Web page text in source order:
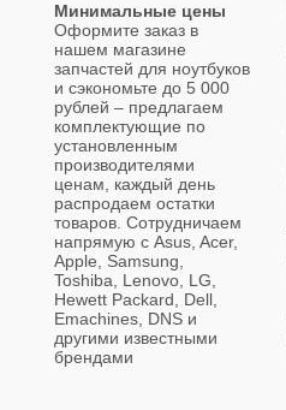
Минимальные цены
Оформите заказ в
нашем магазине
запчастей для ноутбуков
и сэкономьте до 5 000
рублей – предлагаем
комплектующие по
установленным
производителями
ценам, каждый день
распродаем остатки
товаров. Сотрудничаем
напрямую с Asus, Acer,
Apple, Samsung,
Toshiba, Lenovo, LG,
Hewett Packard, Dell,
Emachines, DNS и
другими известными
брендами